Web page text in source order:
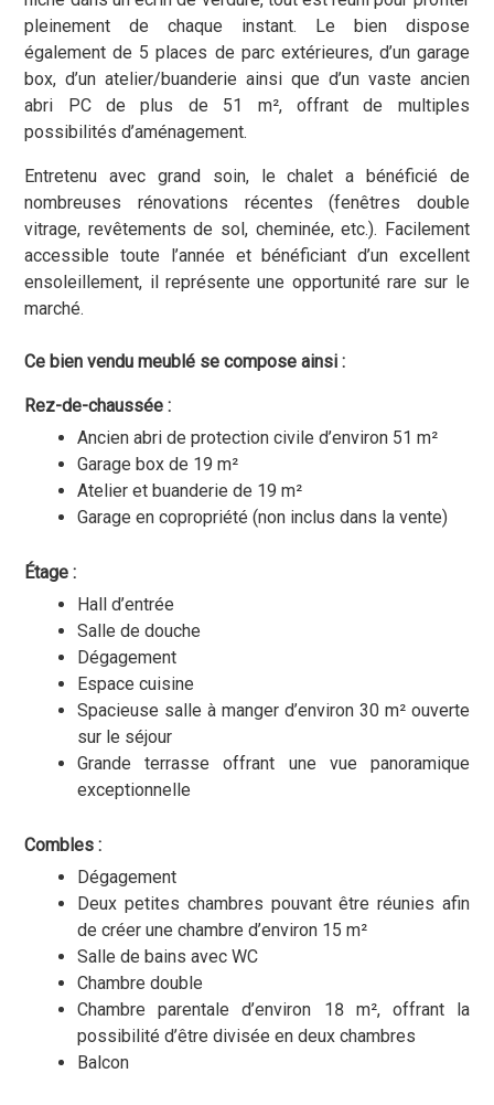
pleinement de chaque instant. Le bien dispose
également de 5 places de parc extérieures, d’un garage
box, d’un atelier/buanderie ainsi que d’un vaste ancien
abri PC de plus de 51 m², offrant de multiples
possibilités d’aménagement.
Entretenu avec grand soin, le chalet a bénéficié de
nombreuses rénovations récentes (fenêtres double
vitrage, revêtements de sol, cheminée, etc.). Facilement
accessible toute l’année et bénéficiant d’un excellent
ensoleillement, il représente une opportunité rare sur le
marché.
Ce bien vendu meublé se compose ainsi :
Rez-de-chaussée :
Ancien abri de protection civile d’environ 51 m²
Garage box de 19 m²
Atelier et buanderie de 19 m²
Garage en copropriété (non inclus dans la vente)
Étage :
Hall d’entrée
Salle de douche
Dégagement
Espace cuisine
Spacieuse salle à manger d’environ 30 m² ouverte
sur le séjour
Grande terrasse offrant une vue panoramique
exceptionnelle
Combles :
Dégagement
Deux petites chambres pouvant être réunies afin
de créer une chambre d’environ 15 m²
Salle de bains avec WC
Chambre double
Chambre parentale d’environ 18 m², offrant la
possibilité d’être divisée en deux chambres
Balcon